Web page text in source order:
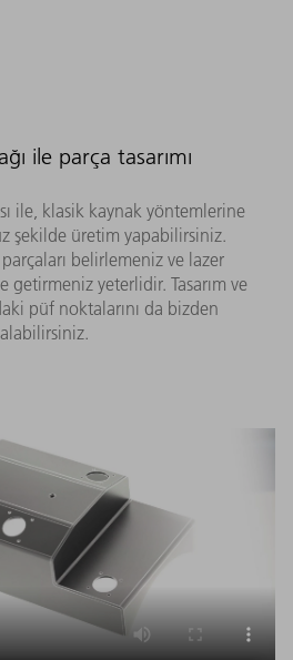
ile parça tasarımı
ile, klasik kaynak yöntemlerine
şekilde üretim yapabilirsiniz.
belirlemeniz ve lazer
getirmeniz yeterlidir. Tasarım ve
püf noktalarını da bizden
alabilirsiniz.